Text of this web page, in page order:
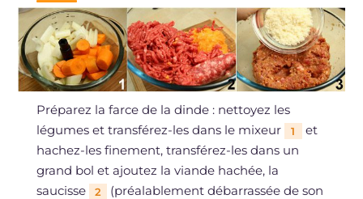
Préparez la farce de la dinde : nettoyez les
légumes et transférez-les dans le mixeur
1
et
hachez-les finement, transférez-les dans un
grand bol et ajoutez la viande hachée, la
saucisse
2
(préalablement débarrassée de son